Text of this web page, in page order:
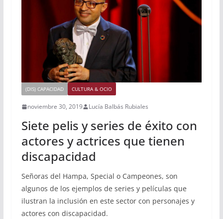
(DIS) CAPACIDAD CULTURA & OCIO
noviembre 30, 2019 Lucía Balbás Rubiales
Siete pelis y series de éxito con
actores y actrices que tienen
discapacidad
Señoras del Hampa, Special o Campeones, son
algunos de los ejemplos de series y películas que
ilustran la inclusión en este sector con personajes y
actores con discapacidad.